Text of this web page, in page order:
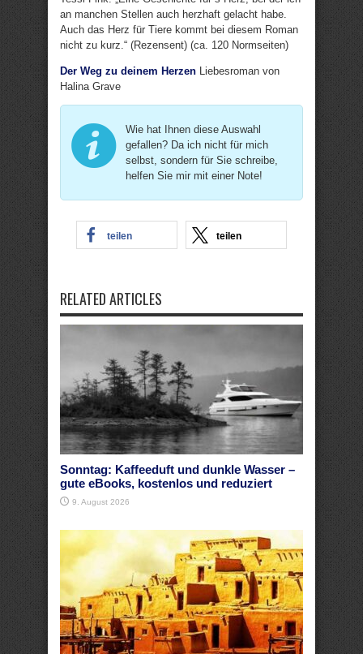
an manchen Stellen auch herzhaft gelacht habe.
Auch das Herz für Tiere kommt bei diesem Roman
nicht zu kurz.“ (Rezensent) (ca. 120 Normseiten)
Der Weg zu deinem Herzen Liebesroman von
Halina Grave
Wie hat Ihnen diese Auswahl
gefallen? Da ich nicht für mich
selbst, sondern für Sie schreibe,
helfen Sie mir mit einer Note!
teilen teilen
RELATED ARTICLES
Sonntag: Kaffeeduft und dunkle Wasser –
gute eBooks, kostenlos und reduziert
9. August 2026